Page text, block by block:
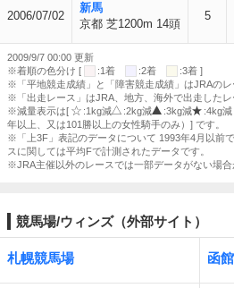
2006/07/02
新馬
京都 芝1200m 14頭
5
2009/9/7 00:00 更新
※着順の色分け [
:1着 :2着
:3着 ]
※「平地競走成績」と「障害競走成績」はJRAのレ
※「出走レース」はJRA、地方、海外で出走したレ
※減量表示は[
:1kg減 :2kg減 :3kg減 :4kg
年以上、又は101勝以上の女性騎手のみ）] です。
※「上3F」表記のデータについて 1993年4月以前
スに関しては平均Fで計測されたデータです。
※JRA主催以外のレースでは一部データがない場合
競馬場/ウィンズ（外部サイト）
札幌競馬場 函